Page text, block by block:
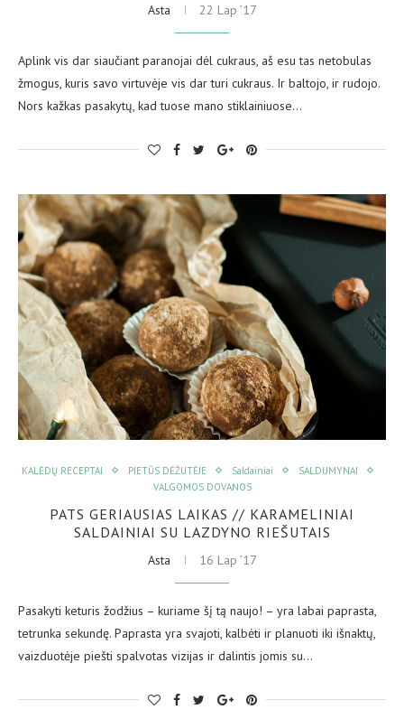
Asta 22 Lap ’17
Aplink vis dar siaučiant paranojai dėl cukraus, aš esu tas netobulas
žmogus, kuris savo virtuvėje vis dar turi cukraus. Ir baltojo, ir rudojo.
Nors kažkas pasakytų, kad tuose mano stiklainiuose…
KALĖDŲ RECEPTAI PIETŪS DĖŽUTĖJE Saldainiai
SALDUMYNAI
VALGOMOS DOVANOS
PATS GERIAUSIAS LAIKAS // KARAMELINIAI
SALDAINIAI SU LAZDYNO RIEŠUTAIS
Asta 16 Lap ’17
Pasakyti keturis žodžius – kuriame šį tą naujo! – yra labai paprasta,
tetrunka sekundę. Paprasta yra svajoti, kalbėti ir planuoti iki išnaktų,
vaizduotėje piešti spalvotas vizijas ir dalintis jomis su…